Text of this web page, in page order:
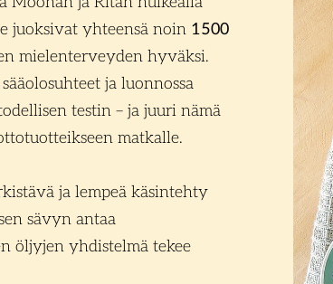
juoksivat yhteensä noin 1500
mielenterveyden hyväksi.
ja luonnossa
testin – ja juuri nämä
matkalle.
ja lempeä käsintehty
sävyn antaa
öljyjen yhdistelmä tekee